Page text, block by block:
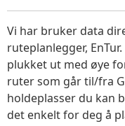
Vi har bruker data
ruteplanlegger,
plukket ut med øye
ruter som går til/fra
holdeplasser du kan
det enkelt for deg å